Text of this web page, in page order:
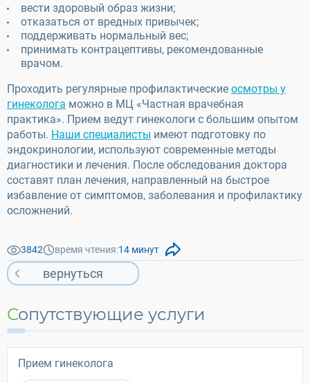
вести здоровый образ жизни;
отказаться от вредных привычек;
поддерживать нормальный вес;
принимать контрацептивы, рекомендованные
врачом.
Проходить регулярные профилактические осмотры у
гинеколога можно в МЦ «Частная врачебная
практика». Прием ведут гинекологи с большим опытом
работы. Наши специалисты имеют подготовку по
эндокринологии, используют современные методы
диагностики и лечения. После обследования доктора
составят план лечения, направленный на быстрое
избавление от симптомов, заболевания и профилактику
осложнений.
вернуться
3842 время чтения:14 минут
Сопутствующие услуги
Прием гинеколога